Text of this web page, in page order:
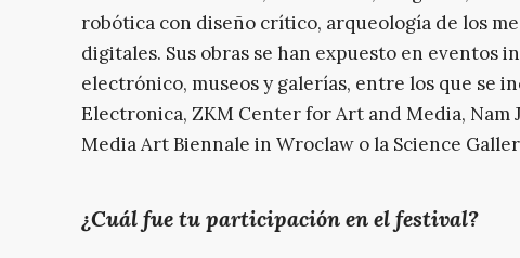
robótica con diseño crítico, arqueología de los
digitales. Sus obras se han expuesto en eventos
electrónico, museos y galerías, entre los que se
Electronica, ZKM Center for Art and Media, Nam
Media Art Biennale in Wroclaw o la Science
¿Cuál fue tu participación en el festival?